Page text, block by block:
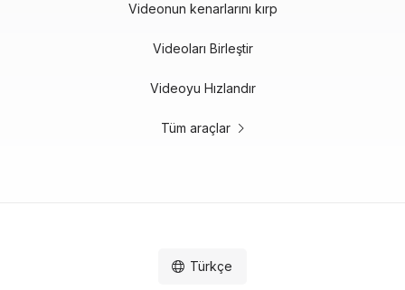
Videonun kenarlarını kırp
Videoları Birleştir
Videoyu Hızlandır
Tüm araçlar
Türkçe